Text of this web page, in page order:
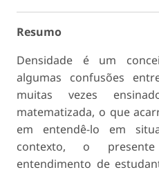
Resumo
Densidade é um
algumas confusões
muitas vezes
matematizada, o que
em entendê-lo em
contexto, o
entendimento de